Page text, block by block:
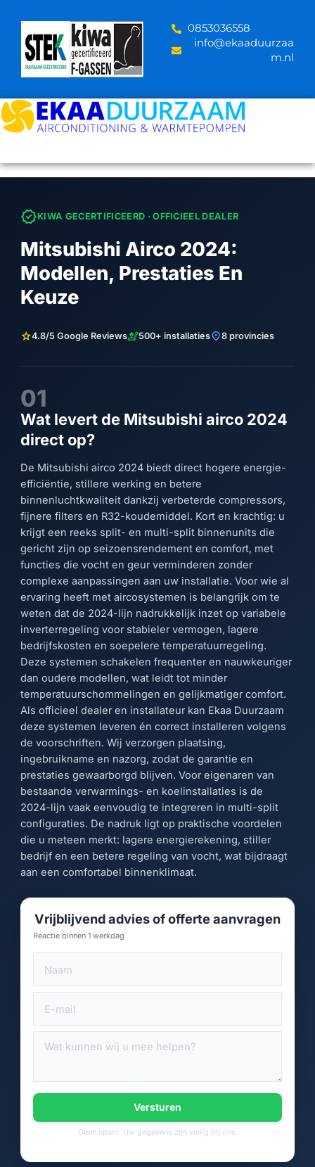
content
‪0853036558
info@ekaaduurzaa
m.nl
verifiedKIWA GECERTIFICEERD · OFFICIEEL DEALER
Mitsubishi Airco 2024:
Modellen, Prestaties En
Keuze
star4.8/5 Google Reviewsengineering500+ installatieslocation_on8 provincies
01
Wat levert de Mitsubishi airco 2024
direct op?
De Mitsubishi airco 2024 biedt direct hogere energie-
efficiëntie, stillere werking en betere
binnenluchtkwaliteit dankzij verbeterde compressors,
fijnere filters en R32-koudemiddel. Kort en krachtig: u
krijgt een reeks split- en multi-split binnenunits die
gericht zijn op seizoensrendement en comfort, met
functies die vocht en geur verminderen zonder
complexe aanpassingen aan uw installatie. Voor wie al
ervaring heeft met aircosystemen is belangrijk om te
weten dat de 2024-lijn nadrukkelijk inzet op variabele
inverterregeling voor stabieler vermogen, lagere
bedrijfskosten en soepelere temperatuurregeling.
Deze systemen schakelen frequenter en nauwkeuriger
dan oudere modellen, wat leidt tot minder
temperatuurschommelingen en gelijkmatiger comfort.
Als officieel dealer en installateur kan Ekaa Duurzaam
deze systemen leveren én correct installeren volgens
de voorschriften. Wij verzorgen plaatsing,
ingebruikname en nazorg, zodat de garantie en
prestaties gewaarborgd blijven. Voor eigenaren van
bestaande verwarmings- en koelinstallaties is de
2024-lijn vaak eenvoudig te integreren in multi-split
configuraties. De nadruk ligt op praktische voordelen
die u meteen merkt: lagere energierekening, stiller
bedrijf en een betere regeling van vocht, wat bijdraagt
aan een comfortabel binnenklimaat.
Vrijblijvend advies of offerte aanvragen
Reactie binnen 1 werkdag
Versturen
Geen spam. Uw gegevens zijn veilig bij ons.